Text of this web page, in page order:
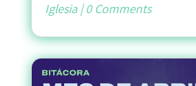
Iglesia|0 Comments